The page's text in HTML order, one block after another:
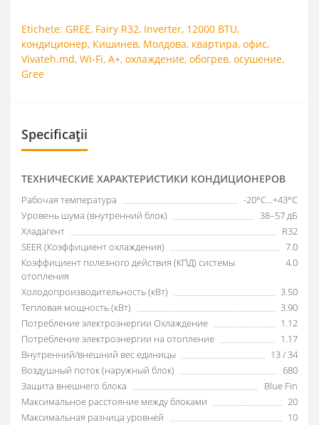
Etichete: GREE, Fairy R32, Inverter, 12000 BTU,
кондиционер, Кишинев, Молдова, квартира, офис,
Vivateh.md, Wi-Fi, A+, охлаждение, обогрев, осушение,
Gree
Specificații
ТЕХНИЧЕСКИЕ ХАРАКТЕРИСТИКИ КОНДИЦИОНЕРОВ
Рабочая температура
-20°C...+43°C
Уровень шума (внутренний блок)
38–57 дБ
Хладагент
R32
SEER (Коэффициент охлаждения)
7.0
Коэффициент полезного действия (КПД) системы
отопления
4.0
Холодопроизводительность (кВт)
3.50
Тепловая мощность (кВт)
3.90
Потребление электроэнергии Охлаждение
1.12
Потребление электроэнергии на отопление
1.17
Внутренний/внешний вес единицы
13 / 34
Воздушный поток (наружный блок)
680
Защита внешнего блока
Blue Fin
Максимальное расстояние между блоками
20
Максимальная разница уровней
10